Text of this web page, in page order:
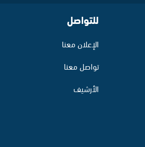
للتواصل
الإعلان معنا
تواصل معنا
الأرشيف